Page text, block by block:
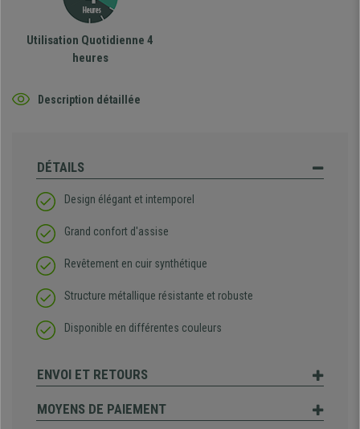
Utilisation Quotidienne 4
heures
Description détaillée
DÉTAILS
Design élégant et intemporel
Grand confort d'assise
Revêtement en cuir synthétique
Structure métallique résistante et robuste
Disponible en différentes couleurs
ENVOI ET RETOURS
MOYENS DE PAIEMENT